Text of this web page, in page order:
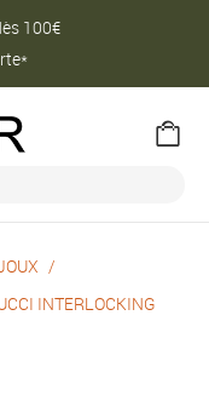
100€
INTERLOCKING